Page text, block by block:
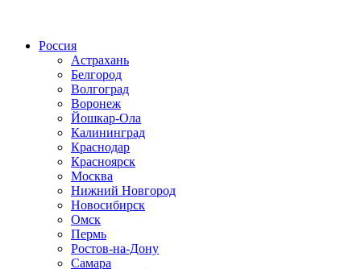
Россия
Астрахань
Белгород
Волгоград
Воронеж
Йошкар-Ола
Калининград
Краснодар
Красноярск
Москва
Нижний Новгород
Новосибирск
Омск
Пермь
Ростов-на-Дону
Самара